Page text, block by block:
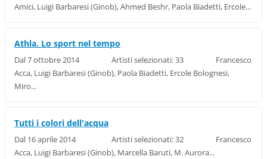
Amici, Luigi Barbaresi (Ginob), Ahmed Beshr, Paola Biadetti, Ercole...
Athla. Lo sport nel tempo
Dal 7 ottobre 2014 Artisti selezionati: 33 Francesco
Acca, Luigi Barbaresi (Ginob), Paola Biadetti, Ercole Bolognesi,
Miro...
Tutti i colori dell'acqua
Dal 16 aprile 2014 Artisti selezionati: 32 Francesco
Acca, Luigi Barbaresi (Ginob), Marcella Baruti, M. Aurora...